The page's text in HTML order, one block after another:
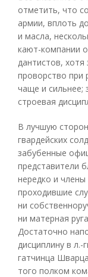
отметить, что
армии, вплоть
и масла,
кают-компании
дантистов,
проворство при
чаще и сильнее;
строевая
В лучшую
гвардейских
забубенные
представители
нередко и
проходившие
ни
ни матерная
Достаточно
дисциплину в
гатчинца
того полком